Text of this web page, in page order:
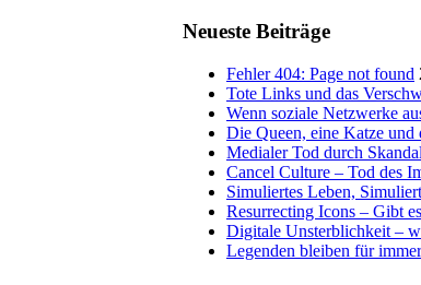
Neueste Beiträge
Fehler 404: Page not found
Tote Links und das
Wenn soziale Netzwerke
Die Queen, eine Katze und
Medialer Tod durch
Cancel Culture – Tod des
Simuliertes Leben,
Resurrecting Icons – Gibt
Digitale Unsterblichkeit –
Legenden bleiben für immer